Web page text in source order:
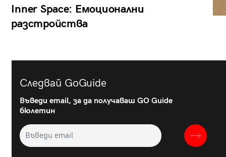
Inner Space: Емоционални
разстройства
Следвай GoGuide
Въведи email, за да получаваш GO Guide
бюлетин